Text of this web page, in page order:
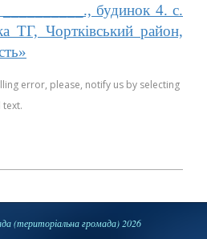
будинок 4. с.
ТГ, Чортківський район,
error, please, notify us by selecting
text.
(територіальна громада) 2026